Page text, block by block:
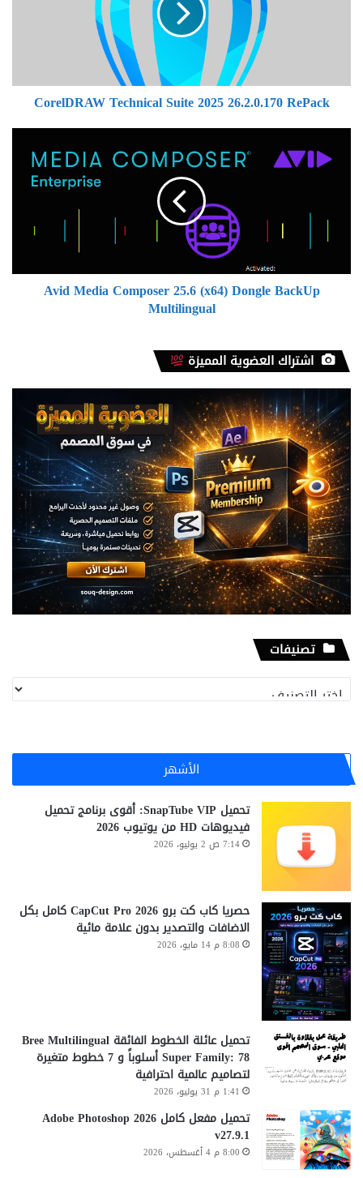
CorelDRAW Technical Suite 2025 26.2.0.170 RePack
Media
Composer
Dongle
BackUp
Multilingual
Avid Media Composer 25.6 (x64) Dongle BackUp
Multilingual
اشتراك العضوية المميزة
تصنيفات
تصنيفات
الأشهر
تحميل SnapTube VIP: أقوى برنامج تحميل
فيديوهات HD من يوتيوب 2026
7:14 ص 2 يوليو، 2026
حصريا كاب كت برو CapCut Pro 2026 كامل بكل
الاضافات والتصدير بدون علامة مائية
8:08 م 14 مايو، 2026
تحميل عائلة الخطوط الفائقة Bree Multilingual
Super Family: 78 أسلوباً و 7 خطوط متغيرة
لتصاميم عالمية احترافية
1:41 م 31 يوليو، 2026
تحميل مفعل كامل Adobe Photoshop 2026
v27.9.1
8:00 م 4 أغسطس، 2026